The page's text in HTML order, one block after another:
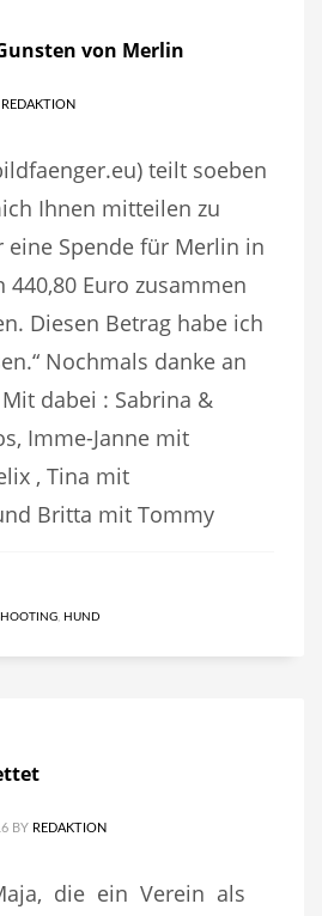
von Merlin
REDAKTION
teilt soeben
Ihnen mitteilen zu
eine Spende für Merlin in
440,80 Euro zusammen
Diesen Betrag habe ich
Nochmals danke an
dabei : Sabrina &
Imme-Janne mit
, Tina mit
Britta mit Tommy
, HUND
BY REDAKTION
die ein Verein als